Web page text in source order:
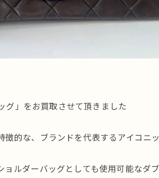
グ」をお買取させて頂きました
的な、ブランドを代表するアイコニ
ルダーバッグとしても使用可能なダ